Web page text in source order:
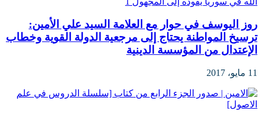
روز اليوسف في حوار مع العلامة السيد علي الأمين:
ترسيخ المواطنة يحتاج إلى مرجعية الدولة القوية وخطاب
الإعتدال من المؤسسة الدينية
11 مايو، 2017